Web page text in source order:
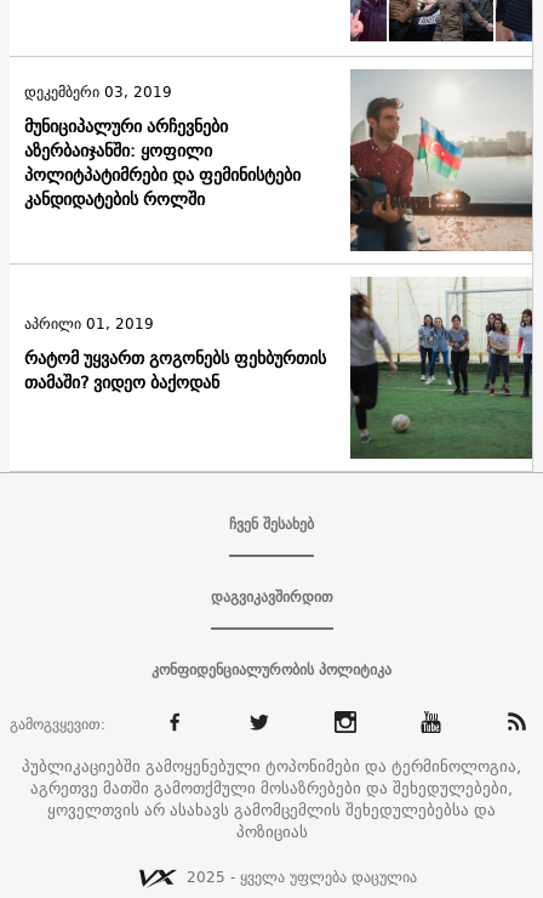
მუნიციპალური არჩევნები
აზერბაიჯანში: ყოფილი
პოლიტპატიმრები და ფემინისტები
კანდიდატების როლში
დეკემბერი 03, 2019
რატომ უყვართ გოგონებს ფეხბურთის
თამაში? ვიდეო ბაქოდან
აპრილი 01, 2019
ჩვენ შესახებ
დაგვიკავშირდით
კონფიდენციალურობის პოლიტიკა
გამოგვყევით:
პუბლიკაციებში გამოყენებული ტოპონიმები და ტერმინოლოგია,
აგრეთვე მათში გამოთქმული მოსაზრებები და შეხედულებები,
ყოველთვის არ ასახავს გამომცემლის შეხედულებებსა და
პოზიციას
2025 - ყველა უფლება დაცულია